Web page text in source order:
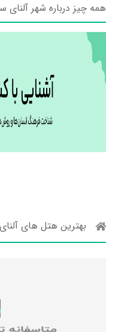
همه چیز درباره شهر
بهترین هتل های